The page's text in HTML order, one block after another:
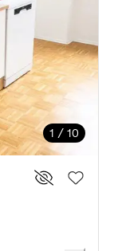
1 / 10